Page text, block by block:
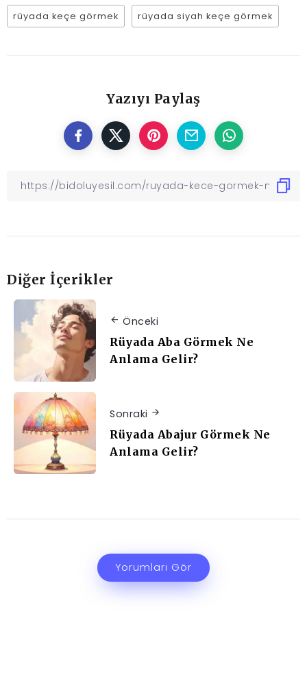
rüyada keçe görmek rüyada siyah keçe görmek
Yazıyı Paylaş
Diğer İçerikler
Önceki
Rüyada Aba Görmek Ne
Anlama Gelir?
Sonraki
Rüyada Abajur Görmek Ne
Anlama Gelir?
Yorumları Gör